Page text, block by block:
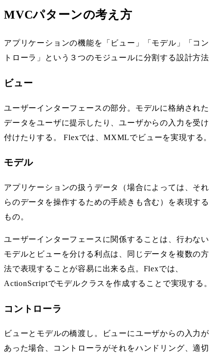
MVCパターンの考え方
アプリケーションの機能を「ビュー」「モデル」「コン
トローラ」という３つのモジュールに分割する設計方法
ビュー
ユーザーインターフェースの部分。モデルに格納された
データをユーザに提示したり、ユーザからの入力を受け
付けたりする。 Flexでは、MXMLでビューを実現する。
モデル
アプリケーションの扱うデータ（場合によっては、それ
らのデータを操作するための手続きも含む）を表現する
もの。
ユーザーインターフェースに関係することは、行わない
モデルとビューを分ける利点は、同じデータを複数の方
法で表現することが容易に出来る点。Flexでは、
ActionScriptでモデルクラスを作成することで実現する。
コントローラ
ビューとモデルの橋渡し。ビューにユーザからの入力が
あった場合、コントローラがそれをハンドリング、適切